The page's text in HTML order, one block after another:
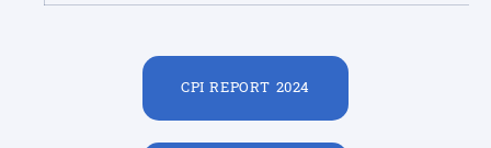
CPI REPORT 2024